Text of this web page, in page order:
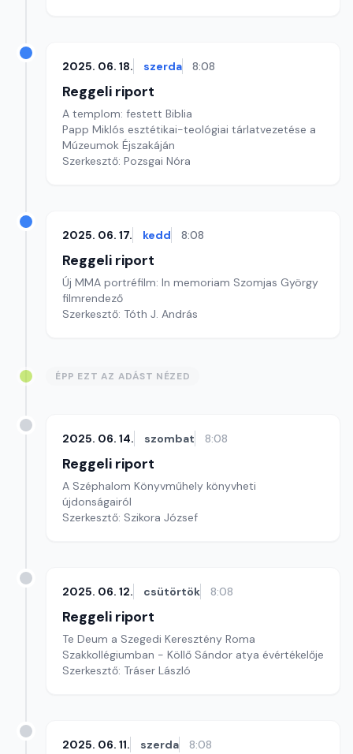
2025. 06. 18. szerda 8:08
Reggeli riport
A templom: festett Biblia
Papp Miklós esztétikai-teológiai tárlatvezetése a
Múzeumok Éjszakáján
Szerkesztő: Pozsgai Nóra
2025. 06. 17. kedd 8:08
Reggeli riport
Új MMA portréfilm: In memoriam Szomjas György
filmrendező
Szerkesztő: Tóth J. András
ÉPP EZT AZ ADÁST NÉZED
2025. 06. 14. szombat 8:08
Reggeli riport
A Széphalom Könyvműhely könyvheti
újdonságairól
Szerkesztő: Szikora József
2025. 06. 12. csütörtök 8:08
Reggeli riport
Te Deum a Szegedi Keresztény Roma
Szakkollégiumban - Köllő Sándor atya évértékelője
Szerkesztő: Tráser László
2025. 06. 11. szerda 8:08